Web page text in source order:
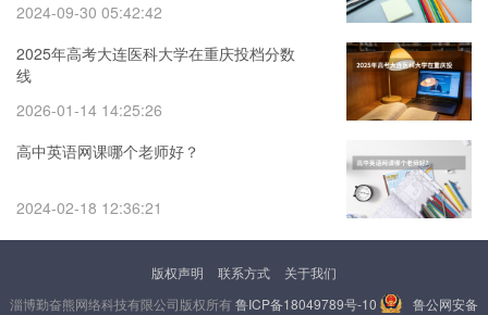
2024-09-30 05:42:42
2025年高考大连医科大学在重庆投档分数
线
2026-01-14 14:25:26
高中英语网课哪个老师好？
2024-02-18 12:36:21
版权声明 联系方式
关于我们
淄博勤奋熊网络科技有限公司版权所有鲁ICP备18049789号-10
鲁公网安备